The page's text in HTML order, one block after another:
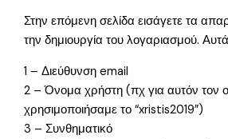
Στην επόμενη σελίδα εισάγετε τα
την δημιουργία του λογαριασμού. Αυτά
1 – Διεύθυνση email
2 – Όνομα χρήστη (πχ για αυτόν τον
χρησιμοποιήσαμε το “xristis2019”)
3 – Συνθηματικό